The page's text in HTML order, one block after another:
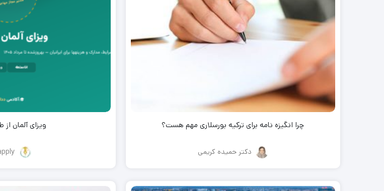
چرا انگیزه نامه برای ترکیه بورسلاری مهم هست؟
دکتر حمیده کریمی
ویزای آلمان از